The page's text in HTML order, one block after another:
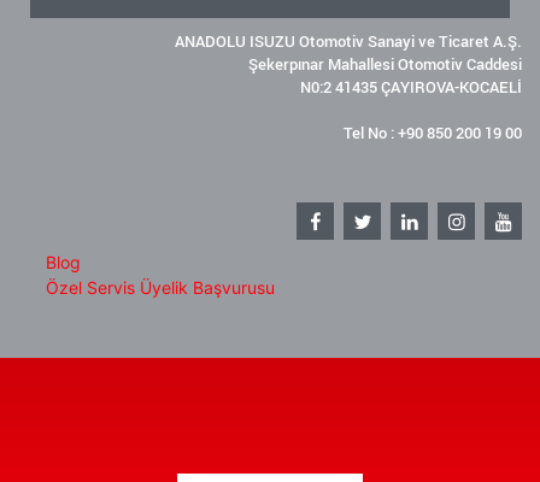
ANADOLU ISUZU Otomotiv Sanayi ve Ticaret A.Ş.
Şekerpınar Mahallesi Otomotiv Caddesi
N0:2 41435 ÇAYIROVA-KOCAELİ
Tel No : +90 850 200 19 00
Blog
Özel Servis Üyelik Başvurusu